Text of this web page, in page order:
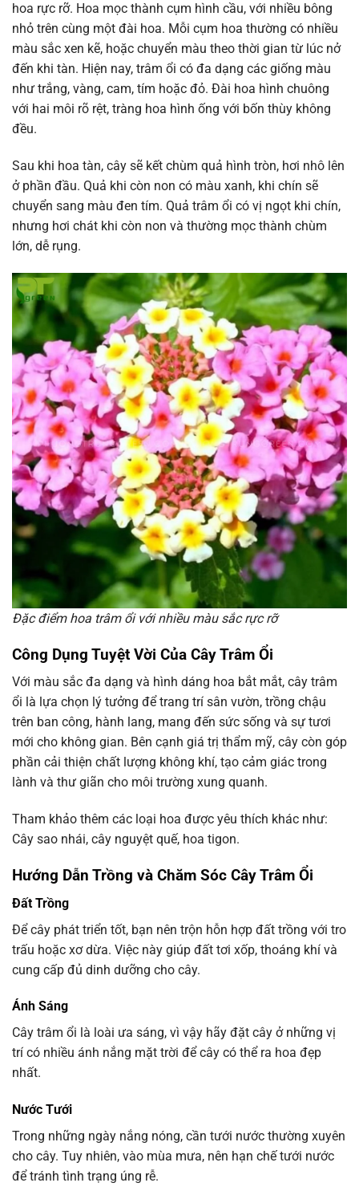
hoa rực rỡ. Hoa mọc thành cụm hình cầu, với nhiều bông
nhỏ trên cùng một đài hoa. Mỗi cụm hoa thường có nhiều
màu sắc xen kẽ, hoặc chuyển màu theo thời gian từ lúc nở
đến khi tàn. Hiện nay, trâm ổi có đa dạng các giống màu
như trắng, vàng, cam, tím hoặc đỏ. Đài hoa hình chuông
với hai môi rõ rệt, tràng hoa hình ống với bốn thùy không
đều.
Sau khi hoa tàn, cây sẽ kết chùm quả hình tròn, hơi nhô lên
ở phần đầu. Quả khi còn non có màu xanh, khi chín sẽ
chuyển sang màu đen tím. Quả trâm ổi có vị ngọt khi chín,
nhưng hơi chát khi còn non và thường mọc thành chùm
lớn, dễ rụng.
Đặc điểm hoa trâm ổi với nhiều màu sắc rực rỡ
Công Dụng Tuyệt Vời Của Cây Trâm Ổi
Với màu sắc đa dạng và hình dáng hoa bắt mắt, cây trâm
ổi là lựa chọn lý tưởng để trang trí sân vườn, trồng chậu
trên ban công, hành lang, mang đến sức sống và sự tươi
mới cho không gian. Bên cạnh giá trị thẩm mỹ, cây còn góp
phần cải thiện chất lượng không khí, tạo cảm giác trong
lành và thư giãn cho môi trường xung quanh.
Tham khảo thêm các loại hoa được yêu thích khác như:
Cây sao nhái, cây nguyệt quế, hoa tigon.
Hướng Dẫn Trồng và Chăm Sóc Cây Trâm Ổi
Đất Trồng
Để cây phát triển tốt, bạn nên trộn hỗn hợp đất trồng với tro
trấu hoặc xơ dừa. Việc này giúp đất tơi xốp, thoáng khí và
cung cấp đủ dinh dưỡng cho cây.
Ánh Sáng
Cây trâm ổi là loài ưa sáng, vì vậy hãy đặt cây ở những vị
trí có nhiều ánh nắng mặt trời để cây có thể ra hoa đẹp
nhất.
Nước Tưới
Trong những ngày nắng nóng, cần tưới nước thường xuyên
cho cây. Tuy nhiên, vào mùa mưa, nên hạn chế tưới nước
để tránh tình trạng úng rễ.